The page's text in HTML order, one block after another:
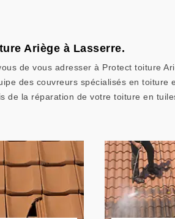
Ariège à Lasserre.
de vous adresser à Protect toiture
des couvreurs spécialisés en toiture
de la réparation de votre toiture en